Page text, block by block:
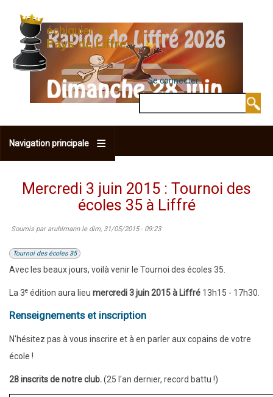
contenu
principal
MENU DU
Se connecter
Navigation principale
Mercredi 3 juin 2015 : Tournoi des
écoles 35 à Liffré
Soumis par aruhlmannle dim, 31/05/2015 - 09:23
Tournoi des écoles 35
Avec les beaux jours, voilà venir le Tournoi des écoles 35.
La 3e édition aura lieu mercredi 3 juin 2015 à Liffré 13h15 - 17h30.
Renseignements et inscription
N'hésitez pas à vous inscrire et à en parler aux copains de votre
école !
28 inscrits de notre club.(25 l'an dernier, record battu !)